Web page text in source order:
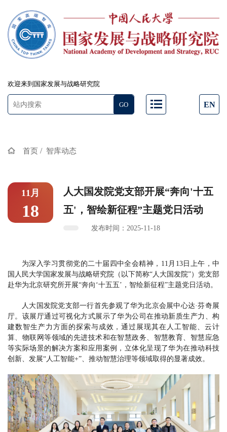
欢迎来到国家发展与战略研究院
EN
首页 / 智库动态
11月
18
人大国发院党支部开展“奔向'十五
五'，智绘新征程”主题党日活动
发布时间：2025-11-18
为深入学习贯彻党的二十届四中全会精神，11月13日上午，中
国人民大学国家发展与战略研究院（以下简称“人大国发院”）党支部
赴华为北京研究所开展“奔向‘十五五’，智绘新征程”主题党日活动。
人大国发院党支部一行首先参观了华为北京会展中心达·芬奇展
厅。该展厅通过可视化方式展示了华为公司在推动新质生产力、构
建数智生产力方面的探索与成效，通过展现其在人工智能、云计
算、物联网等领域的先进技术和在智慧政务、智慧教育、智慧应急
等实际场景的解决方案和应用案例，立体化呈现了华为在推动科技
创新、发展“人工智能+”、推动智慧治理等领域取得的显著成效。